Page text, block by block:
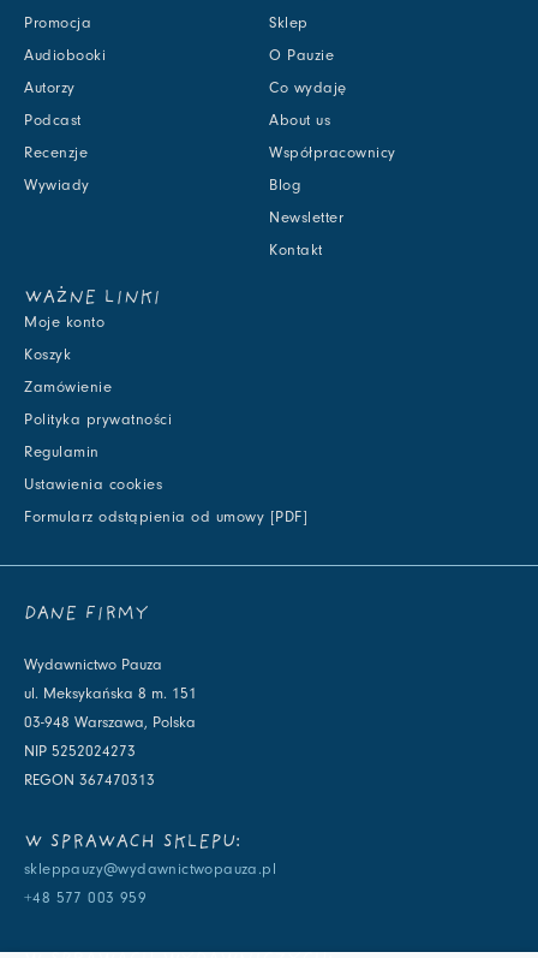
Promocja
Audiobooki
Autorzy
Podcast
Recenzje
Wywiady
Sklep
O Pauzie
Co wydaję
About us
Współpracownicy
Blog
Newsletter
Kontakt
WAŻNE LINKI
Moje konto
Koszyk
Zamówienie
Polityka prywatności
Regulamin
Ustawienia cookies
Formularz odstąpienia od umowy [PDF]
DANE FIRMY
Wydawnictwo Pauza
ul. Meksykańska 8 m. 151
03-948 Warszawa, Polska
NIP 5252024273
REGON 367470313
W SPRAWACH SKLEPU:
skleppauzy@wydawnictwopauza.pl
+48 577 003 959